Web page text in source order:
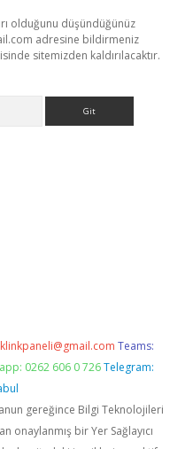
olduğunu düşündüğünüz
adresine bildirmeniz
sitemizden kaldırılacaktır.
Teams:
0262 606 0 726 Telegram:
gereğince Bilgi Teknolojileri
onaylanmış bir Yer Sağlayıcı